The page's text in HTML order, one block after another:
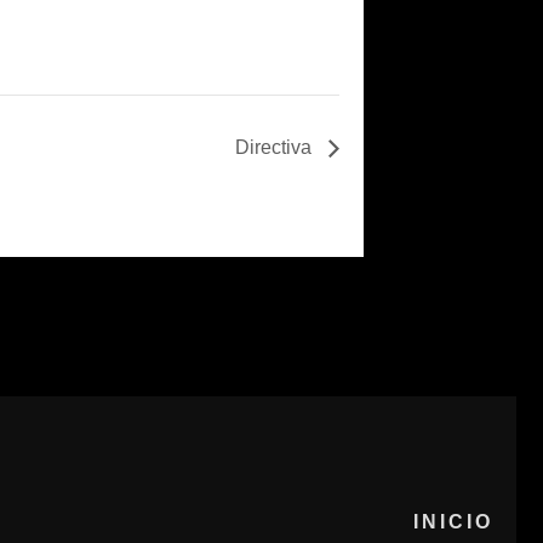
Directiva
INICIO